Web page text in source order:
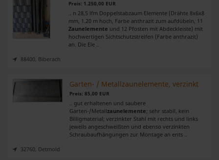
Preis: 1.250,00 EUR
.. n 28,5 lfm Doppelstabzaum Elemente (Drähte 8x6x8
mm, 1.20 m hoch, Farbe anthrazit zum aufdübeln, 11
Zaunelemente und 12 Pfosten mit Abdeckleiste) mit
hochwertigen Sichtschutzstreifen (Farbe anthrazit)
an. Die Ele ..
88400, Biberach
Garten- / Metallzaunelemente, verzinkt
Preis: 85,00 EUR
.. gut erhaltenen und saubere
Garten-/Metallzaunelemente; sehr stabil, kein
Billigmaterial; verzinkter Stahl mit rechts und links
jeweils angeschweißten und ebenso verzinkten
Schraubaufhängungen zur Montage an ents ..
32760, Detmold